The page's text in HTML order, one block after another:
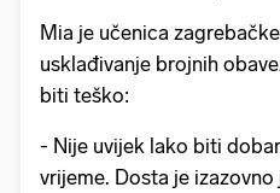
Mia je učenica
usklađivanje brojnih
biti teško:
- Nije uvijek lako biti
vrijeme. Dosta je